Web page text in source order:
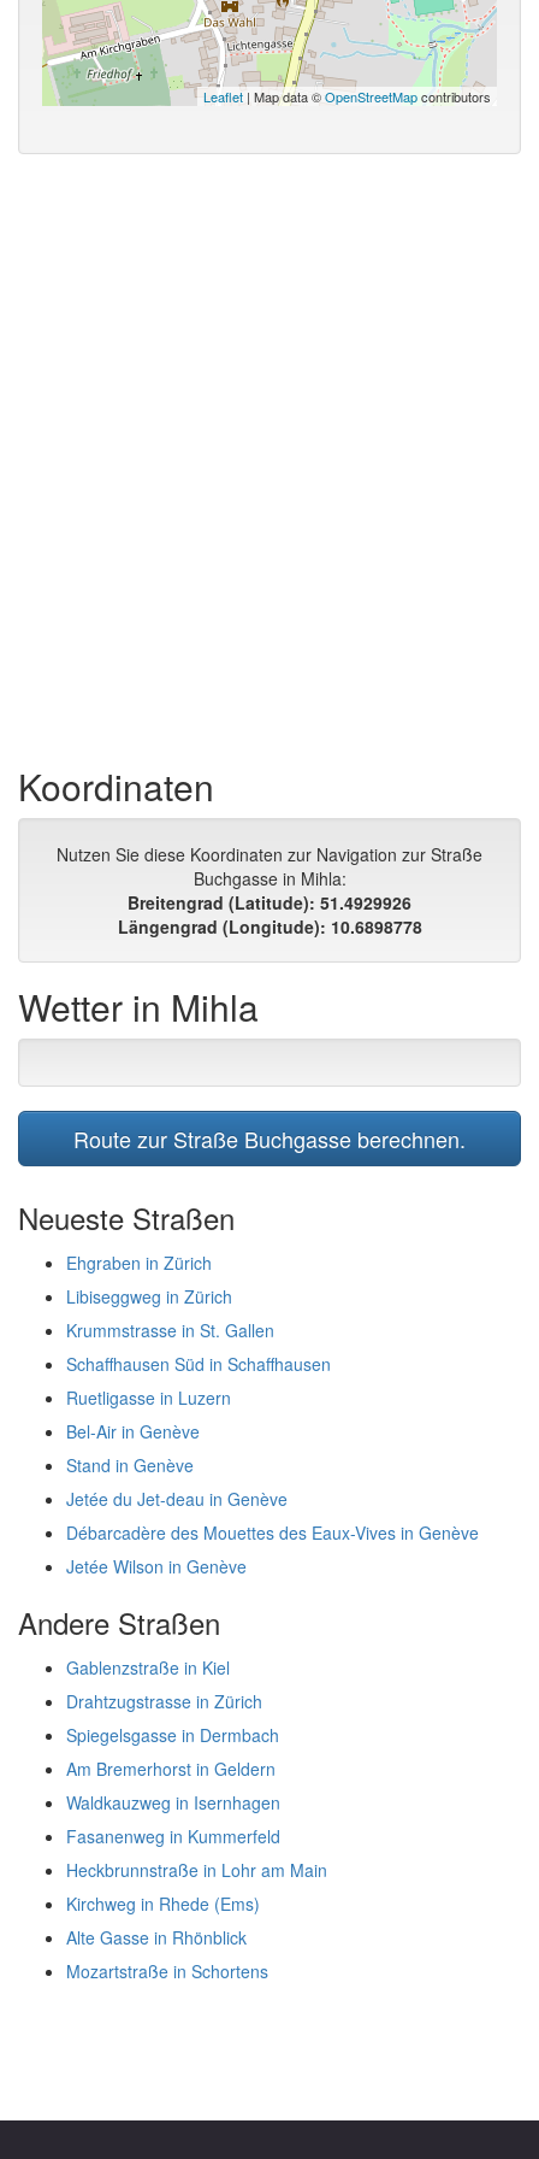
Leaflet | Map data ©OpenStreetMapcontributors
Koordinaten
Nutzen Sie diese Koordinaten zur Navigation zur Straße
Buchgasse in Mihla:
Breitengrad (Latitude): 51.4929926
Längengrad (Longitude): 10.6898778
Wetter in Mihla
Route zur Straße Buchgasse berechnen.
Neueste Straßen
Ehgraben in Zürich
Libiseggweg in Zürich
Krummstrasse in St. Gallen
Schaffhausen Süd in Schaffhausen
Ruetligasse in Luzern
Bel-Air in Genève
Stand in Genève
Jetée du Jet-deau in Genève
Débarcadère des Mouettes des Eaux-Vives in Genève
Jetée Wilson in Genève
Andere Straßen
Gablenzstraße in Kiel
Drahtzugstrasse in Zürich
Spiegelsgasse in Dermbach
Am Bremerhorst in Geldern
Waldkauzweg in Isernhagen
Fasanenweg in Kummerfeld
Heckbrunnstraße in Lohr am Main
Kirchweg in Rhede (Ems)
Alte Gasse in Rhönblick
Mozartstraße in Schortens